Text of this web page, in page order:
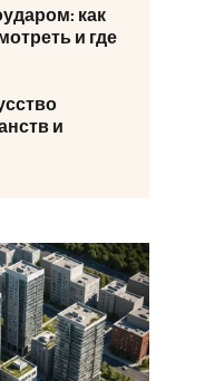
как
и где
и